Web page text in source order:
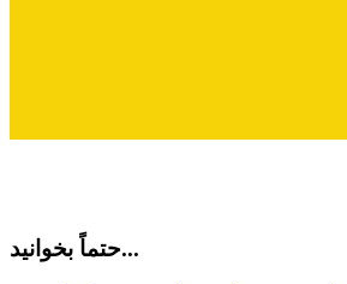
حتماً بخوانید...